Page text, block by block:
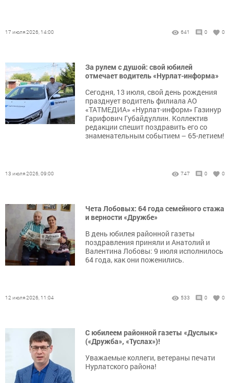
17 июля 2026, 14:00 641 0 0
За рулем с душой: свой юбилей
отмечает водитель «Нурлат-информа»
Сегодня, 13 июля, свой день рождения
празднует водитель филиала АО
«ТАТМЕДИА» «Нурлат-информ» Газинур
Гарифович Губайдуллин. Коллектив
редакции спешит поздравить его со
знаменательным событием – 65-летием!
13 июля 2026, 09:00 747 0 0
Чета Лобовых: 64 года семейного стажа
и верности «Дружбе»
В день юбилея районной газеты
поздравления приняли и Анатолий и
Валентина Лобовы: 9 июля исполнилось
64 года, как они поженились.
12 июля 2026, 11:04 533 0 0
С юбилеем районной газеты «Дуслык»
(«Дружба», «Туслах»)!
Уважаемые коллеги, ветераны печати
Нурлатского района!